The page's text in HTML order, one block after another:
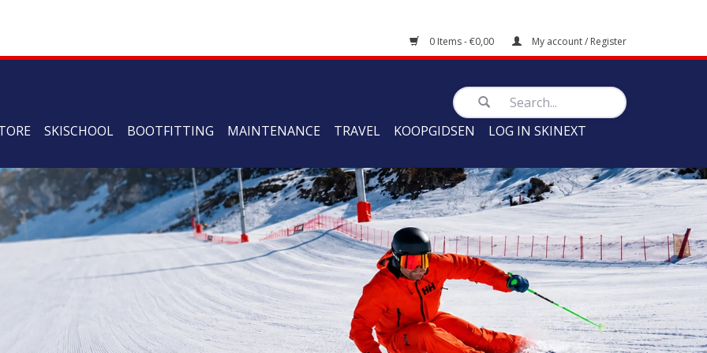
0 Items - €0,00 My account / Register
SKISCHOOL BOOTFITTING MAINTENANCE TRAVEL KOOPGIDSEN LOG IN SKINEXT